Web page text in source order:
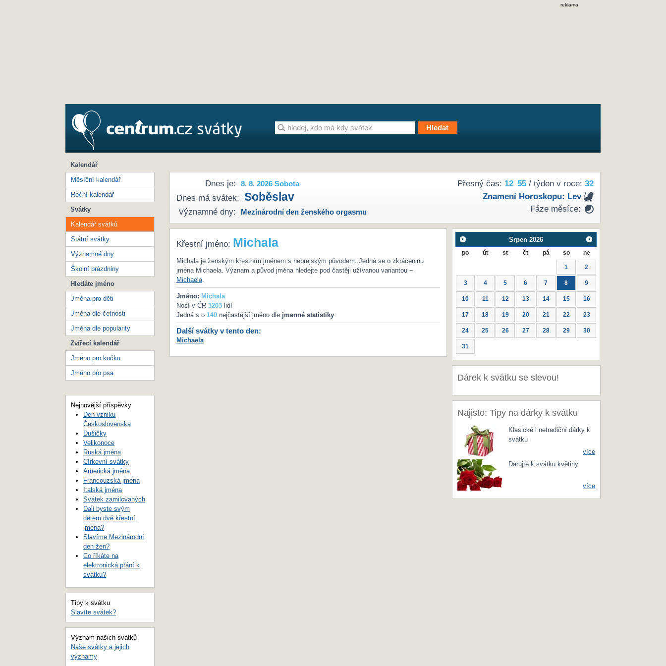
reklama
Přesný čas: 12 55/ týden v roce: 32
Znamení Horoskopu: Lev
Fáze měsíce:
Dnes je: 8. 8. 2026 Sobota
Dnes má svátek: Soběslav
Významné dny: Mezinárodní den ženského orgasmu
Křestní jméno: Michala
Michala je ženským křestním jménem s hebrejským původem. Jedná se o zkráceninu
jména Michaela. Význam a původ jména hledejte pod častěji užívanou variantou −
Michaela.
Jméno: Michala
Nosí v ČR 3203lidí
Jedná s o 140nejčastější jméno dle jmenné statistiky
Další svátky v tento den:
Michaela
Srpen 2026
po út st čt pá so ne
1 2
3 4 5 6 7 8 9
10 11 12 13 14 15 16
17 18 19 20 21 22 23
24 25 26 27 28 29 30
31
Dárek k svátku se slevou!
Najisto: Tipy na dárky k svátku
Klasické i netradiční dárky k
svátku
více
Darujte k svátku květiny
více
Kalendář
Měsíční kalendář
Roční kalendář
Svátky
Kalendář svátků
Státní svátky
Významné dny
Školní prázdniny
Hledáte jméno
Jména pro děti
Jména dle četnosti
Jména dle popularity
Zvířecí kalendář
Jméno pro kočku
Jméno pro psa
Nejnovější příspěvky
Den vzniku
Československa
Dušičky
Velikonoce
Ruská jména
Církevní svátky
Americká jména
Francouzská jména
Italská jména
Svátek zamilovaných
Dali byste svým
dětem dvě křestní
jména?
Slavíme Mezinárodní
den žen?
Co říkáte na
elektronická přání k
svátku?
Tipy k svátku
Slavíte svátek?
Význam našich svátků
Naše svátky a jejich
významy